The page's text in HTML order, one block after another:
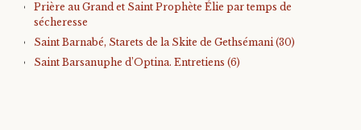
Prière au Grand et Saint Prophète Élie par temps de
sécheresse
Saint Barnabé, Starets de la Skite de Gethsémani (30)
Saint Barsanuphe d’Optina. Entretiens (6)